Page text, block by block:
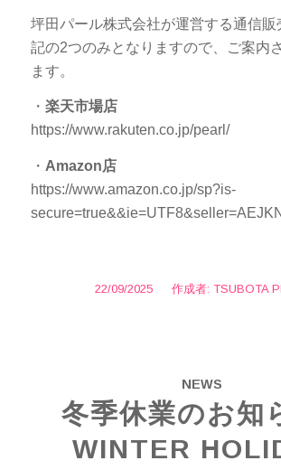
坪田パール株式会社が運営する通信販
記の2つのみとなりますので、ご案内
ます。
・ 楽天市場店
https://www.rakuten.co.jp/pearl/
・ Amazon店
https://www.amazon.co.jp/sp?is-
22/09/2025
/ 作成者: TSUBOTA
NEWS
冬季休業のお知
WINTER